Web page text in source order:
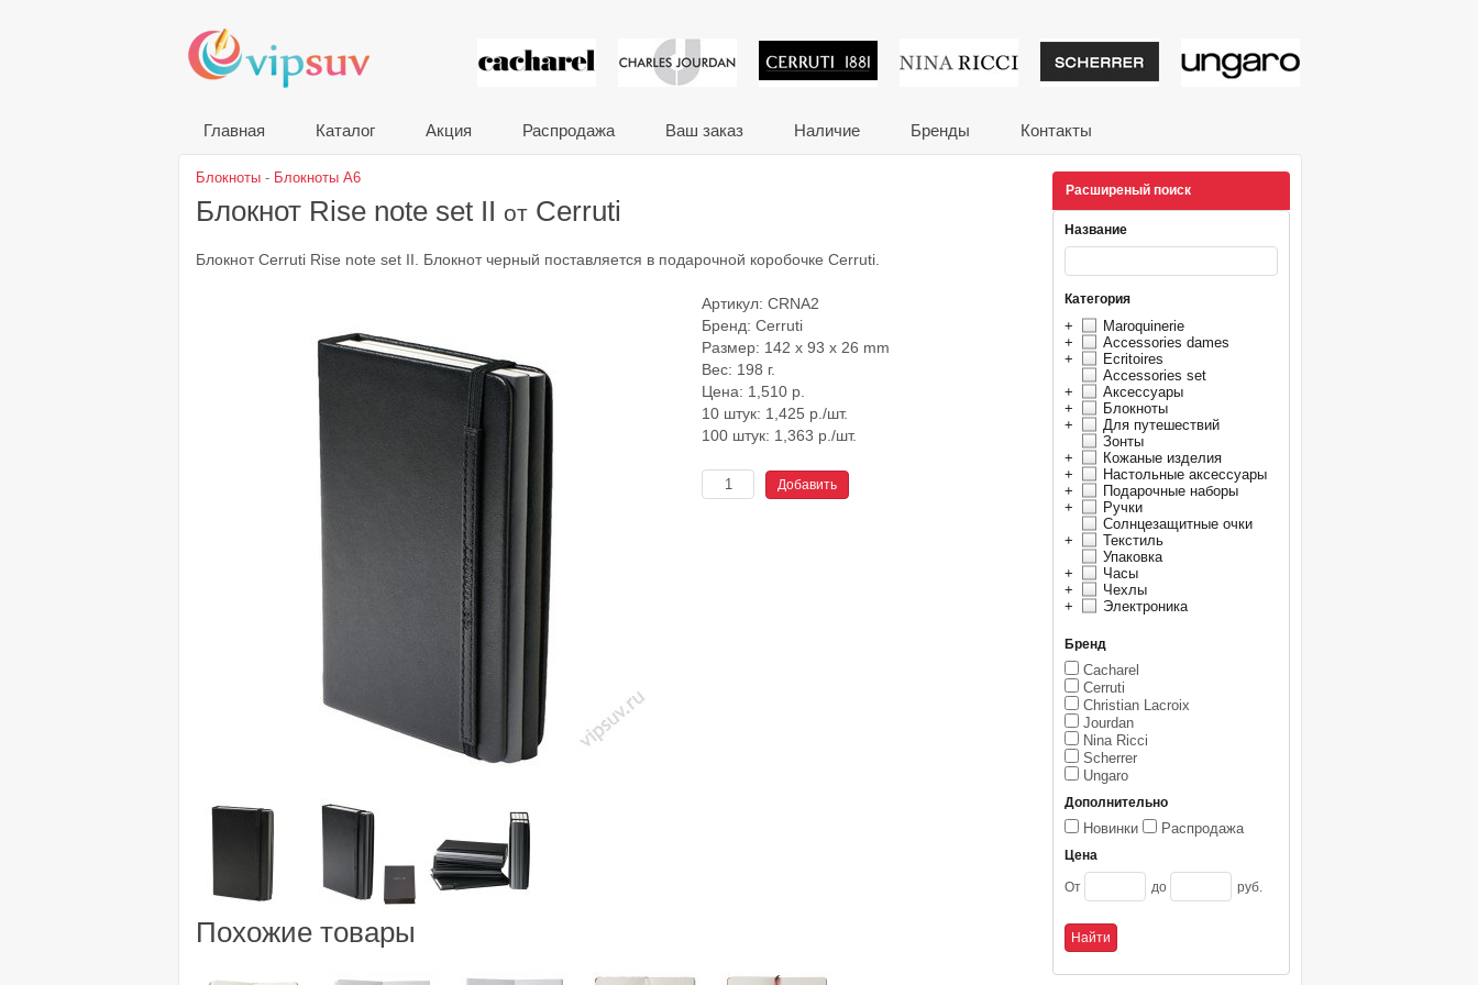
VIP сувениры и корпоративные подарки от
Главная Каталог Акция Распродажа Ваш заказ Наличие Бренды Контакты
Расширеный поиск
Название
Категория
+
Maroquinerie
+
Accessories dames
+
Ecritoires
Accessories set
+
Аксессуары
+
Блокноты
+
Для путешествий
Зонты
+
Кожаные изделия
+
Настольные аксессуары
+
Подарочные наборы
+
Ручки
Солнцезащитные очки
+
Текстиль
Упаковка
+
Часы
+
Чехлы
+
Электроника
Бренд
Cacharel
Cerruti
Christian Lacroix
Jourdan
Nina Ricci
Scherrer
Ungaro
Дополнительно
Новинки Распродажа
Цена
От до руб.
Блокноты - Блокноты A6
Блокнот Rise note set II от Cerruti
Блокнот Cerruti Rise note set II. Блокнот черный поставляется в подарочной коробочке Cerruti.
Артикул: CRNA2
Бренд: Cerruti
Размер: 142 x 93 x 26 mm
Вес: 198 г.
Цена: 1,510 р.
10 штук: 1,425 р./шт.
100 штук: 1,363 р./шт.
Похожие товары